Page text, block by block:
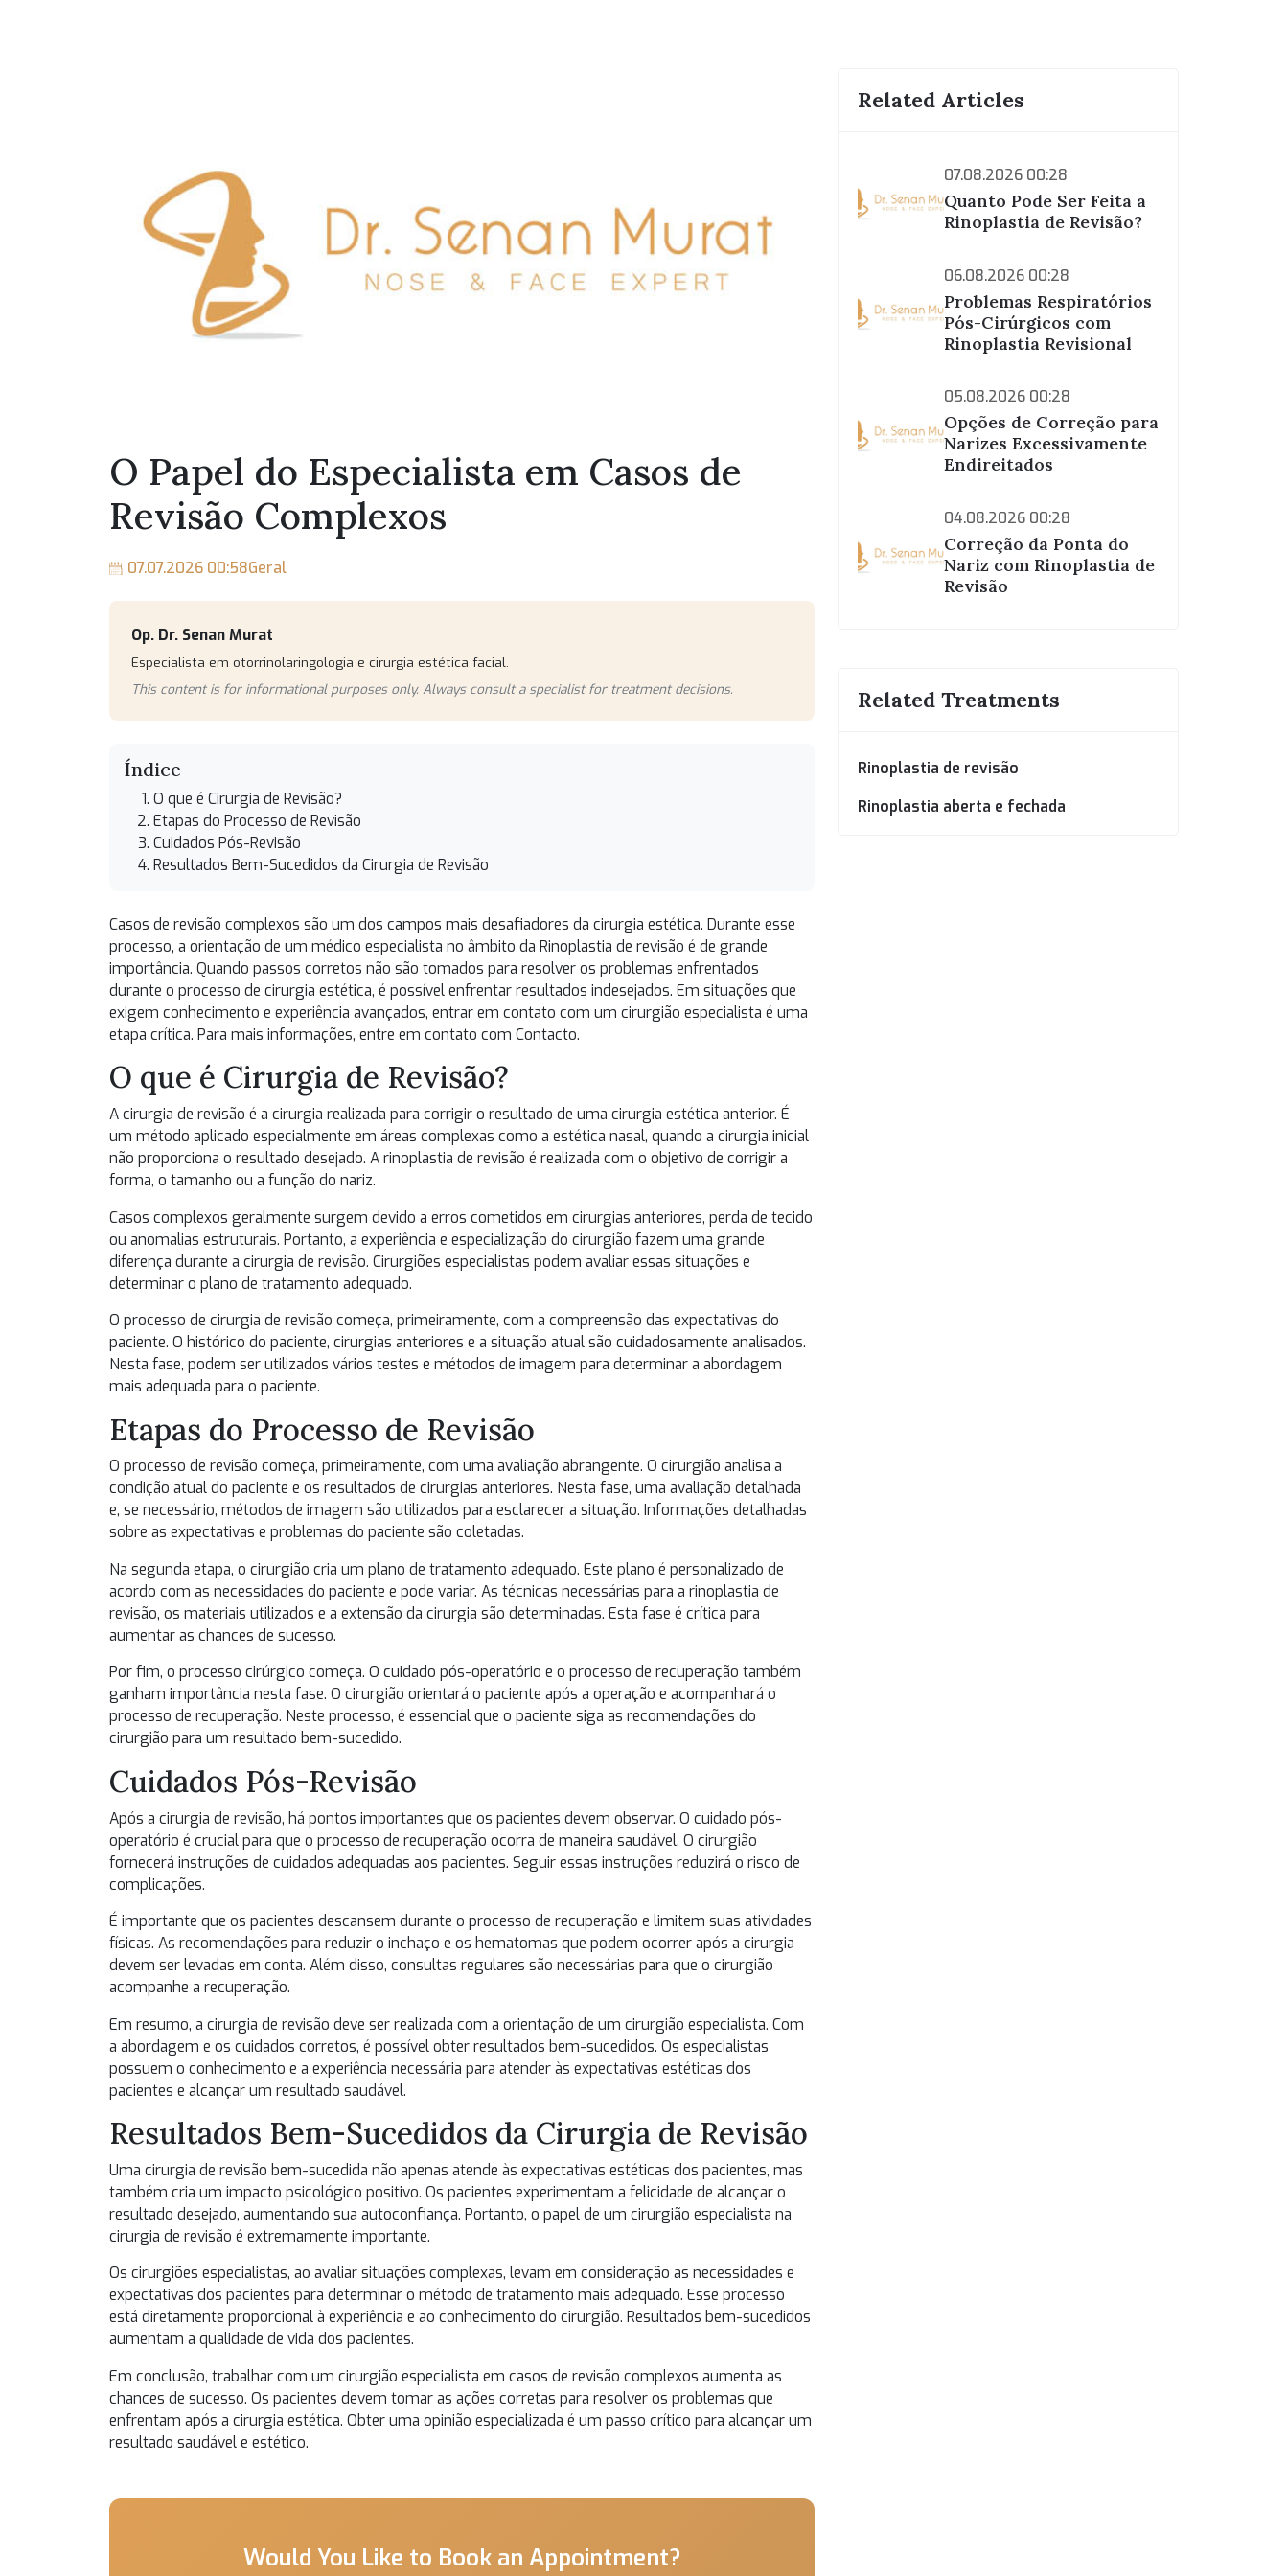
O Papel do Especialista em Casos de
Revisão Complexos
07.07.2026 00:58Geral
Op. Dr. Senan Murat
Especialista em otorrinolaringologia e cirurgia estética facial.
This content is for informational purposes only. Always consult a specialist for treatment decisions.
Índice
O que é Cirurgia de Revisão?
Etapas do Processo de Revisão
Cuidados Pós-Revisão
Resultados Bem-Sucedidos da Cirurgia de Revisão
Casos de revisão complexos são um dos campos mais desafiadores da cirurgia estética. Durante esse
processo, a orientação de um médico especialista no âmbito da Rinoplastia de revisão é de grande
importância. Quando passos corretos não são tomados para resolver os problemas enfrentados
durante o processo de cirurgia estética, é possível enfrentar resultados indesejados. Em situações que
exigem conhecimento e experiência avançados, entrar em contato com um cirurgião especialista é uma
etapa crítica. Para mais informações, entre em contato com Contacto.
O que é Cirurgia de Revisão?
A cirurgia de revisão é a cirurgia realizada para corrigir o resultado de uma cirurgia estética anterior. É
um método aplicado especialmente em áreas complexas como a estética nasal, quando a cirurgia inicial
não proporciona o resultado desejado. A rinoplastia de revisão é realizada com o objetivo de corrigir a
forma, o tamanho ou a função do nariz.
Casos complexos geralmente surgem devido a erros cometidos em cirurgias anteriores, perda de tecido
ou anomalias estruturais. Portanto, a experiência e especialização do cirurgião fazem uma grande
diferença durante a cirurgia de revisão. Cirurgiões especialistas podem avaliar essas situações e
determinar o plano de tratamento adequado.
O processo de cirurgia de revisão começa, primeiramente, com a compreensão das expectativas do
paciente. O histórico do paciente, cirurgias anteriores e a situação atual são cuidadosamente analisados.
Nesta fase, podem ser utilizados vários testes e métodos de imagem para determinar a abordagem
mais adequada para o paciente.
Etapas do Processo de Revisão
O processo de revisão começa, primeiramente, com uma avaliação abrangente. O cirurgião analisa a
condição atual do paciente e os resultados de cirurgias anteriores. Nesta fase, uma avaliação detalhada
e, se necessário, métodos de imagem são utilizados para esclarecer a situação. Informações detalhadas
sobre as expectativas e problemas do paciente são coletadas.
Na segunda etapa, o cirurgião cria um plano de tratamento adequado. Este plano é personalizado de
acordo com as necessidades do paciente e pode variar. As técnicas necessárias para a rinoplastia de
revisão, os materiais utilizados e a extensão da cirurgia são determinadas. Esta fase é crítica para
aumentar as chances de sucesso.
Por fim, o processo cirúrgico começa. O cuidado pós-operatório e o processo de recuperação também
ganham importância nesta fase. O cirurgião orientará o paciente após a operação e acompanhará o
processo de recuperação. Neste processo, é essencial que o paciente siga as recomendações do
cirurgião para um resultado bem-sucedido.
Cuidados Pós-Revisão
Após a cirurgia de revisão, há pontos importantes que os pacientes devem observar. O cuidado pós-
operatório é crucial para que o processo de recuperação ocorra de maneira saudável. O cirurgião
fornecerá instruções de cuidados adequadas aos pacientes. Seguir essas instruções reduzirá o risco de
complicações.
É importante que os pacientes descansem durante o processo de recuperação e limitem suas atividades
físicas. As recomendações para reduzir o inchaço e os hematomas que podem ocorrer após a cirurgia
devem ser levadas em conta. Além disso, consultas regulares são necessárias para que o cirurgião
acompanhe a recuperação.
Em resumo, a cirurgia de revisão deve ser realizada com a orientação de um cirurgião especialista. Com
a abordagem e os cuidados corretos, é possível obter resultados bem-sucedidos. Os especialistas
possuem o conhecimento e a experiência necessária para atender às expectativas estéticas dos
pacientes e alcançar um resultado saudável.
Resultados Bem-Sucedidos da Cirurgia de Revisão
Uma cirurgia de revisão bem-sucedida não apenas atende às expectativas estéticas dos pacientes, mas
também cria um impacto psicológico positivo. Os pacientes experimentam a felicidade de alcançar o
resultado desejado, aumentando sua autoconfiança. Portanto, o papel de um cirurgião especialista na
cirurgia de revisão é extremamente importante.
Os cirurgiões especialistas, ao avaliar situações complexas, levam em consideração as necessidades e
expectativas dos pacientes para determinar o método de tratamento mais adequado. Esse processo
está diretamente proporcional à experiência e ao conhecimento do cirurgião. Resultados bem-sucedidos
aumentam a qualidade de vida dos pacientes.
Em conclusão, trabalhar com um cirurgião especialista em casos de revisão complexos aumenta as
chances de sucesso. Os pacientes devem tomar as ações corretas para resolver os problemas que
enfrentam após a cirurgia estética. Obter uma opinião especializada é um passo crítico para alcançar um
resultado saudável e estético.
Would You Like to Book an Appointment?
Related Articles
07.08.2026 00:28
Quanto Pode Ser Feita a
Rinoplastia de Revisão?
06.08.2026 00:28
Problemas Respiratórios
Pós-Cirúrgicos com
Rinoplastia Revisional
05.08.2026 00:28
Opções de Correção para
Narizes Excessivamente
Endireitados
04.08.2026 00:28
Correção da Ponta do
Nariz com Rinoplastia de
Revisão
Related Treatments
Rinoplastia de revisão
Rinoplastia aberta e fechada